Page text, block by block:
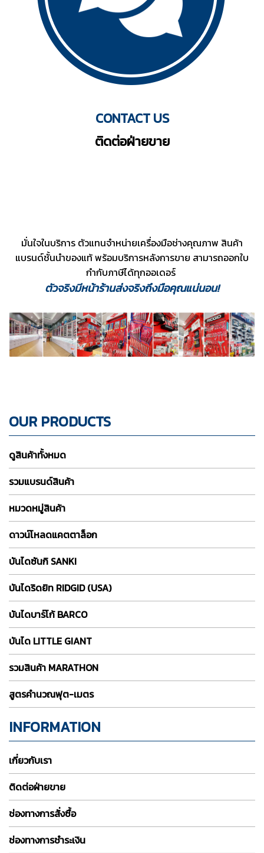
CONTACT US
ติดต่อฝ่ายขาย
มั่นใจในบริการ ตัวแทนจำหน่ายเครื่องมือช่างคุณภาพ สินค้า
แบรนด์ชั้นนำของแท้ พร้อมบริการหลังการขาย สามารถออกใบ
กำกับภาษีได้ทุกออเดอร์
ตัวจริงมีหน้าร้านส่งจริงถึงมือคุณแน่นอน!
OUR PRODUCTS
ดูสินค้าทั้งหมด
รวมแบรนด์สินค้า
หมวดหมู่สินค้า
ดาวน์โหลดแคตตาล็อก
บันไดซันกิ SANKI
บันไดริดยิท RIDGID (USA)
บันไดบาร์โก้ BARCO
บันได LITTLE GIANT
รวมสินค้า MARATHON
สูตรคำนวณฟุต-เมตร
INFORMATION
เกี่ยวกับเรา
ติดต่อฝ่ายขาย
ช่องทางการสั่งซื้อ
ช่องทางการชำระเงิน